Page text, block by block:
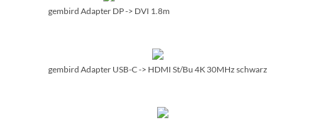
gembird Adapter DP -> DVI 1.8m
gembird Adapter USB-C -> HDMI St/­Bu 4K 30MHz schwarz